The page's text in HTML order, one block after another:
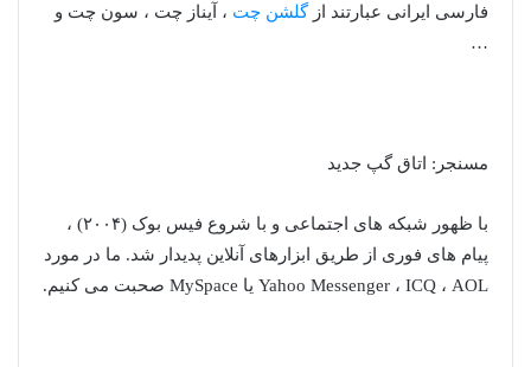
فارسی ایرانی عبارتند ازگلشن چت ، آیناز چت ، سون چت و
…
مسنجر: اتاق گپ جدید
با ظهور شبکه های اجتماعی و با شروع فیس بوک (۲۰۰۴) ،
پیام های فوری از طریق ابزارهای آنلاین پدیدار شد. ما در مورد
Yahoo Messenger ، ICQ ، AOL یا MySpace صحبت می کنیم.